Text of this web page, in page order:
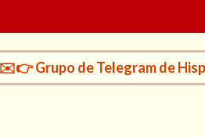
✉️👉 Grupo de Telegram de